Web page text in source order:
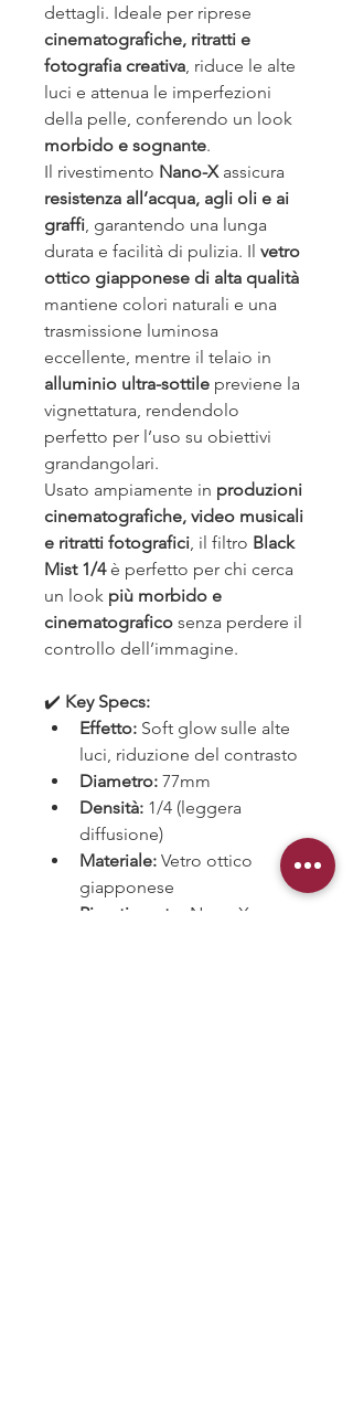
dettagli. Ideale per riprese
cinematografiche, ritratti e
fotografia creativa , riduce le alte
luci e attenua le imperfezioni
della pelle, conferendo un look
morbido e sognante.
Il rivestimento Nano-X assicura
resistenza all’acqua, agli oli e ai
graffi , garantendo una lunga
durata e facilità di pulizia. Il vetro
ottico giapponese di alta qualità
mantiene colori naturali e una
trasmissione luminosa
eccellente, mentre il telaio in
alluminio ultra-sottile previene la
vignettatura, rendendolo
perfetto per l’uso su obiettivi
grandangolari.
Usato ampiamente in produzioni
cinematografiche, video musicali
e ritratti fotografici , il filtro Black
Mist 1/4 è perfetto per chi cerca
un look più morbido e
cinematografico senza perdere il
controllo dell’immagine.
✔️ Key Specs:
Effetto: Soft glow sulle alte
luci, riduzione del contrasto
Diametro: 77mm
Densità: 1/4 (leggera
diffusione)
Materiale: Vetro ottico
giapponese
Rivestimento:
Nano-X